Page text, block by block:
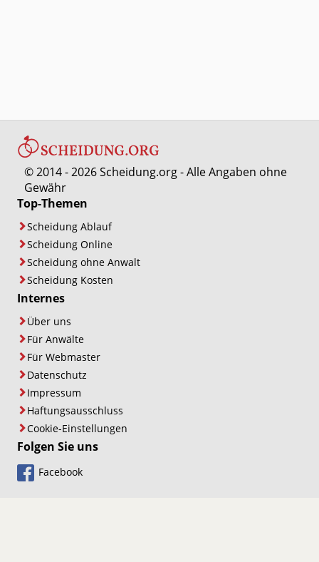
© 2014 - 2026 Scheidung.org - Alle Angaben ohne
Gewähr
Top-Themen
Scheidung Ablauf
Scheidung Online
Scheidung ohne Anwalt
Scheidung Kosten
Internes
Über uns
Für Anwälte
Für Webmaster
Datenschutz
Impressum
Haftungsausschluss
Cookie-Einstellungen
Folgen Sie uns
Facebook